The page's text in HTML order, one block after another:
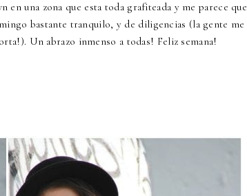
una zona que esta toda grafiteada y me parece que
bastante tranquilo, y de diligencias (la gente me
Un abrazo inmenso a todas! Feliz semana!